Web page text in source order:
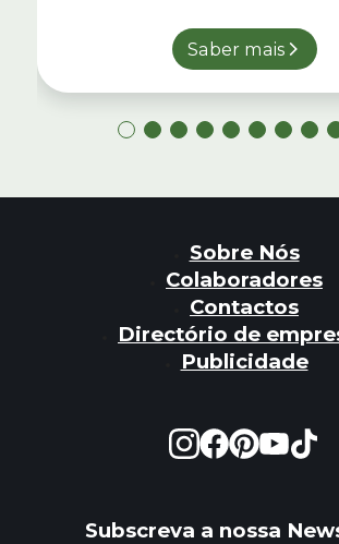
Saber mais
Sobre Nós
Colaboradores
Contactos
Directório de
Publicidade
Subscreva a nossa